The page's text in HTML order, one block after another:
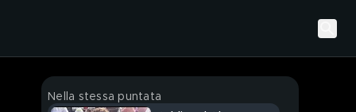
Nella stessa puntata